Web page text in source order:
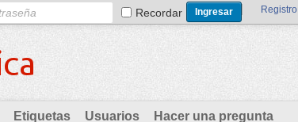
Recordar Registro
Etiquetas Usuarios Hacer una pregunta